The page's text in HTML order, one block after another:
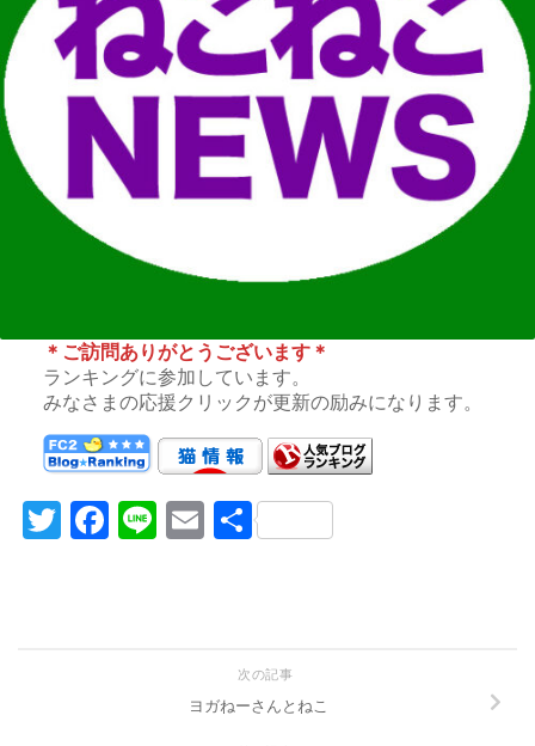
＊ご訪問ありがとうございます＊
ランキングに参加しています。
みなさまの応援クリックが更新の励みになります。
TwitterFacebook
LineEmail
共
次の記事
ヨガねーさんとねこ